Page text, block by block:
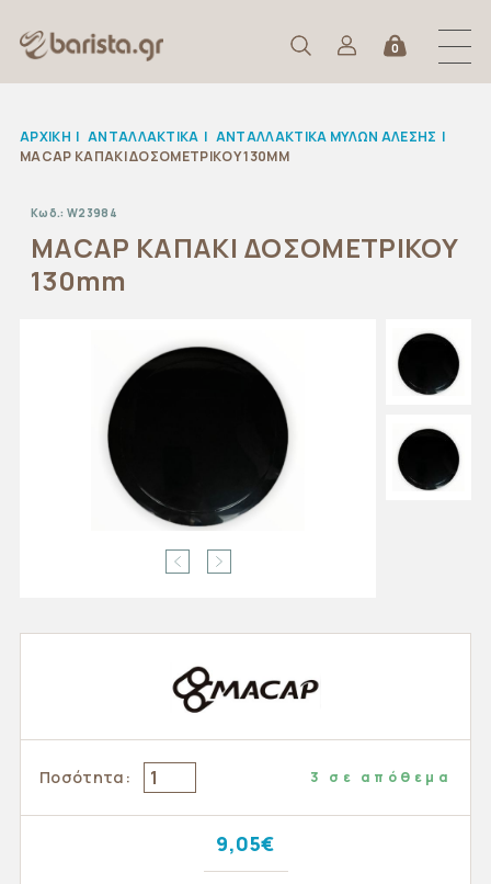
0
ΑΡΧΙΚΉ | ΑΝΤΑΛΛΑΚΤΙΚΆ | ΑΝΤΑΛΛΑΚΤΙΚΑ ΜΥΛΩΝ ΑΛΕΣΗΣ |
MACAP ΚΑΠΑΚΙ ΔΟΣΟΜΕΤΡΙΚΟΥ 130MM
Κωδ.: W23984
MACAP ΚΑΠΑΚΙ ΔΟΣΟΜΕΤΡΙΚΟΥ
130mm
Ποσότητα: 3 σε απόθεμα
9,05€